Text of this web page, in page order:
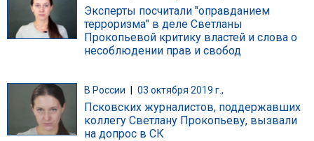
Эксперты посчитали "оправданием
терроризма" в деле Светланы
Прокопьевой критику властей и слова о
несоблюдении прав и свобод
В России 03 октября 2019 г.,
Псковских журналистов, поддержавших
коллегу Светлану Прокопьеву, вызвали
на допрос в СК